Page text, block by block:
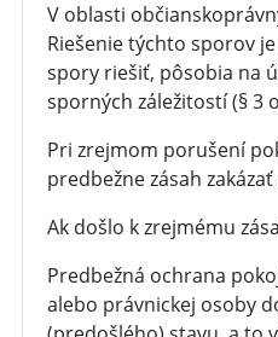
V oblasti
Riešenie týchto sporov
spory riešiť, pôsobia na
sporných záležitostí (§ 3
Pri zrejmom porušení
predbežne zásah
Ak došlo k zrejmému
Predbežná ochrana
alebo právnickej osoby